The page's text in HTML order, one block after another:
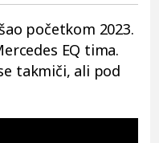
početkom 2023.
EQ tima.
takmiči, ali pod